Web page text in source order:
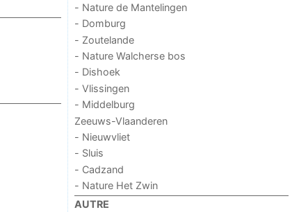
- Nature de Mantelingen
- Domburg
- Zoutelande
- Nature Walcherse bos
- Dishoek
- Vlissingen
- Middelburg
Zeeuws-Vlaanderen
- Nieuwvliet
- Sluis
- Cadzand
- Nature Het Zwin
AUTRE